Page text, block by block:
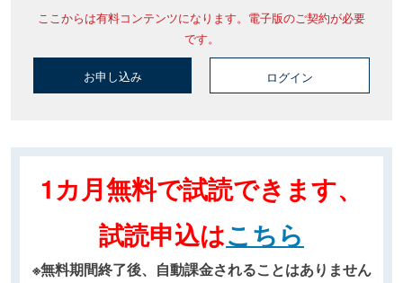
ここからは有料コンテンツになります。電子版のご契約が必要
です。
お申し込み ログイン
1カ月無料で試読できます、
試読申込はこちら
※無料期間終了後、自動課金されることはありません